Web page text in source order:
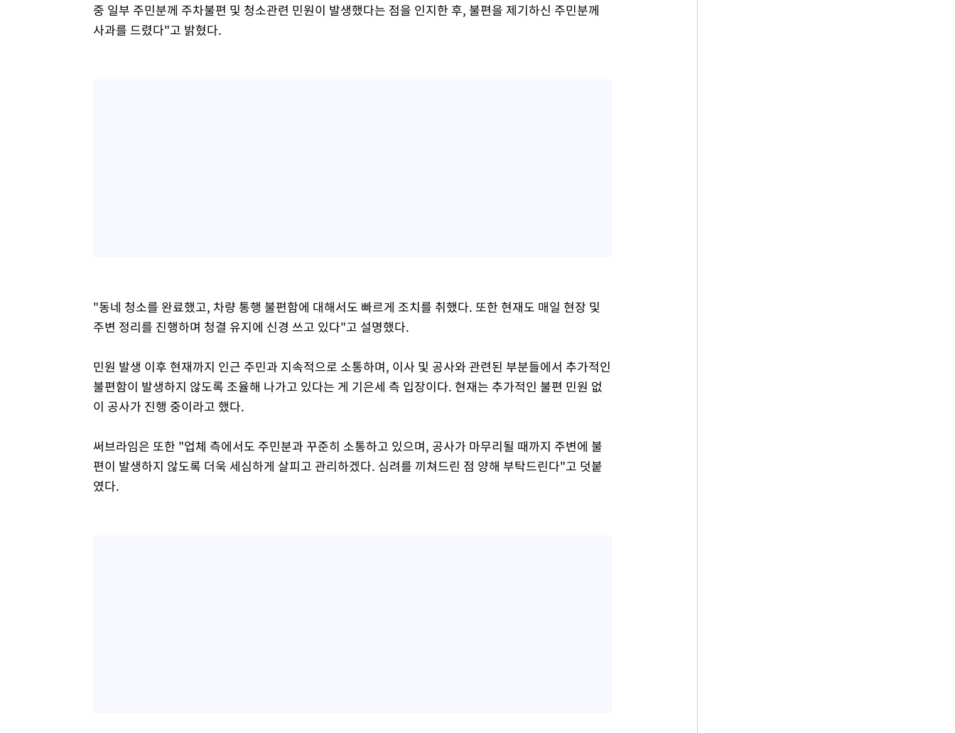
중 일부 주민분께 주차불편 및 청소관련 민원이 발생했다는 점을 인지한 후, 불편을 제기하신 주민분께
사과를 드렸다"고 밝혔다.
"동네 청소를 완료했고, 차량 통행 불편함에 대해서도 빠르게 조치를 취했다. 또한 현재도 매일 현장 및
주변 정리를 진행하며 청결 유지에 신경 쓰고 있다"고 설명했다.
민원 발생 이후 현재까지 인근 주민과 지속적으로 소통하며, 이사 및 공사와 관련된 부분들에서 추가적인
불편함이 발생하지 않도록 조율해 나가고 있다는 게 기은세 측 입장이다. 현재는 추가적인 불편 민원 없
이 공사가 진행 중이라고 했다.
써브라임은 또한 "업체 측에서도 주민분과 꾸준히 소통하고 있으며, 공사가 마무리될 때까지 주변에 불
편이 발생하지 않도록 더욱 세심하게 살피고 관리하겠다. 심려를 끼쳐드린 점 양해 부탁드린다"고 덧붙
였다.